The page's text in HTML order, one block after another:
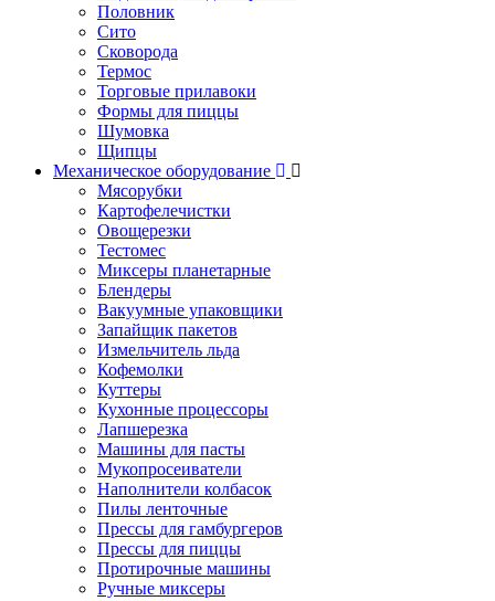
Половник
Сито
Сковорода
Термос
Торговые прилавоки
Формы для пиццы
Шумовка
Щипцы
Механическое оборудование
Мясорубки
Картофелечистки
Овощерезки
Тестомес
Миксеры планетарные
Блендеры
Вакуумные упаковщики
Запайщик пакетов
Измельчитель льда
Кофемолки
Куттеры
Кухонные процессоры
Лапшерезка
Машины для пасты
Мукопросеиватели
Наполнители колбасок
Пилы ленточные
Прессы для гамбургеров
Прессы для пиццы
Протирочные машины
Ручные миксеры